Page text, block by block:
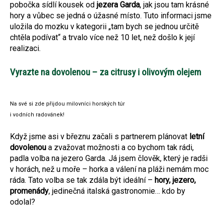
pobočka sídlí kousek od jezera Garda, jak jsou tam krásné
hory a vůbec se jedná o úžasné místo. Tuto informaci jsme
uložila do mozku v kategorii „tam bych se jednou určitě
chtěla podívat“ a trvalo více než 10 let, než došlo k její
realizaci.
Vyrazte na dovolenou – za citrusy i olivovým olejem
Na své si zde přijdou milovníci horských túr
i vodních radovánek!
Když jsme asi v březnu začali s partnerem plánovat letní
dovolenou a zvažovat možnosti a co bychom tak rádi,
padla volba na jezero Garda. Já jsem člověk, který je radši
v horách, než u moře – horka a válení na pláži nemám moc
ráda. Tato volba se tak zdála být ideální – hory, jezero,
promenády, jedinečná italská gastronomie… kdo by
odolal?